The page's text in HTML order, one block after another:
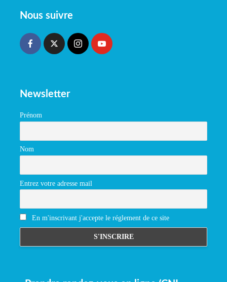
Nous suivre
Newsletter
Prénom
Nom
Entrez votre adresse mail
En m'inscrivant j'accepte le réglement de ce site